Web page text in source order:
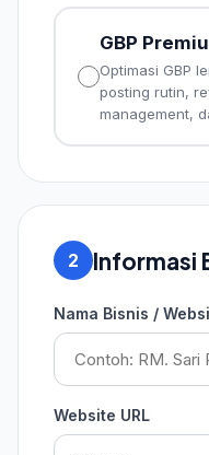
GBP
Optimasi GBP
posting rutin,
management,
2 Informasi
Nama Bisnis /
Website URL